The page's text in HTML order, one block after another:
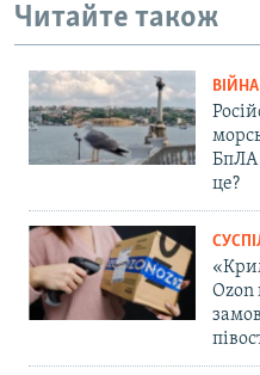
Читайте також
БпЛА
це?